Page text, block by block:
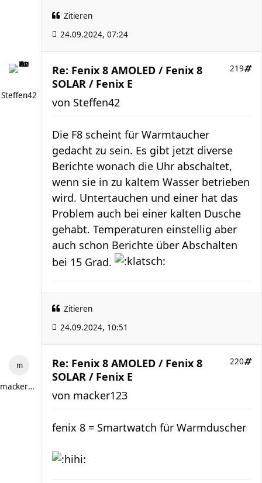
Zitieren
24.09.2024, 07:24
Steffen42
Re: Fenix 8 AMOLED / Fenix 8
SOLAR / Fenix E
219
von Steffen42
Die F8 scheint für Warmtaucher
gedacht zu sein. Es gibt jetzt diverse
Berichte wonach die Uhr abschaltet,
wenn sie in zu kaltem Wasser betrieben
wird. Untertauchen und einer hat das
Problem auch bei einer kalten Dusche
gehabt. Temperaturen einstellig aber
auch schon Berichte über Abschalten
bei 15 Grad.
Zitieren
24.09.2024, 10:51
macker123
Re: Fenix 8 AMOLED / Fenix 8
SOLAR / Fenix E
220
von macker123
fenix 8 = Smartwatch für Warmduscher